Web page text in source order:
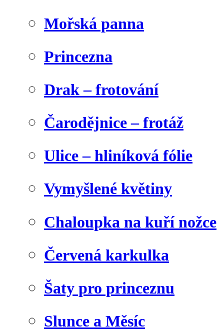
Mořská panna
Princezna
Drak – frotování
Čarodějnice – frotáž
Ulice – hliníková fólie
Vymyšlené květiny
Chaloupka na kuří nožce
Červená karkulka
Šaty pro princeznu
Slunce a Měsíc